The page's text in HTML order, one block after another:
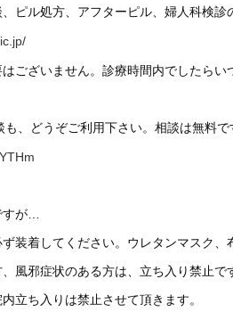
ピル処方、アフターピル、婦人科検診
ございません。診療時間内でしたらい
、どうぞご利用下さい。相談は無料で
が…
装着してください。ウレタンマスク、
風邪症状のある方は、立ち入り禁止で
立ち入りは禁止させて頂きます。